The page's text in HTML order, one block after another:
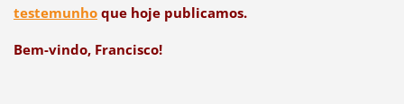
testemunhoque hoje publicamos.
Bem-vindo, Francisco!